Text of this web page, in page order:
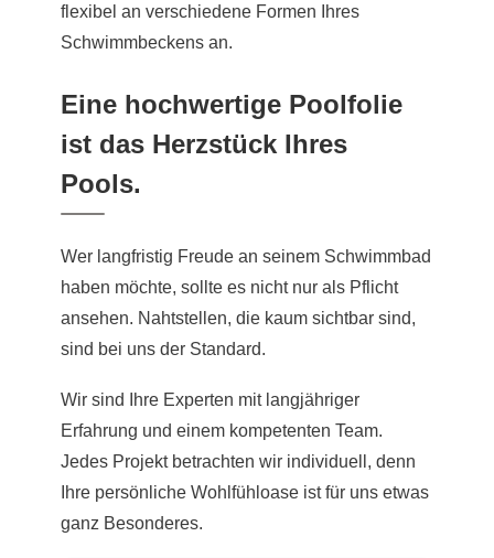
flexibel an verschiedene Formen Ihres
Schwimmbeckens an.
Eine hochwertige Poolfolie
ist das Herzstück Ihres
Pools.
Wer langfristig Freude an seinem Schwimmbad
haben möchte, sollte es nicht nur als Pflicht
ansehen. Nahtstellen, die kaum sichtbar sind,
sind bei uns der Standard.
Wir sind Ihre Experten mit langjähriger
Erfahrung und einem kompetenten Team.
Jedes Projekt betrachten wir individuell, denn
Ihre persönliche Wohlfühloase ist für uns etwas
ganz Besonderes.